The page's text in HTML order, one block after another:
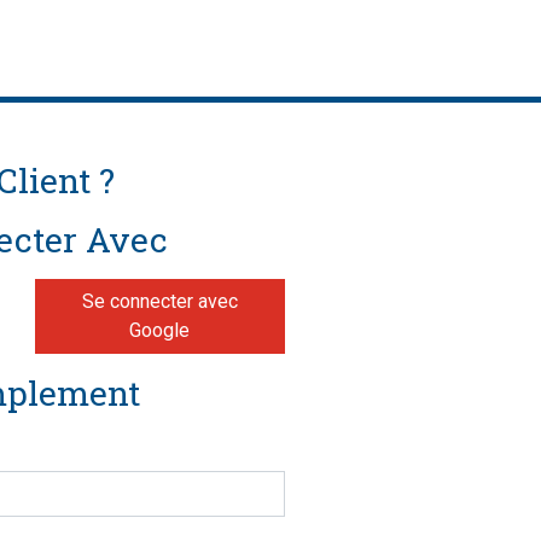
?
Avec
Se connecter avec
Google